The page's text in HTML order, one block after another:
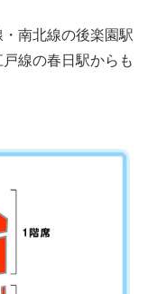
南北線の後楽園駅
線の春日駅からも